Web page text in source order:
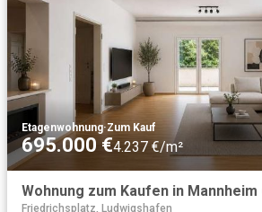
Etagenwohnung·Zum Kauf
695.000 €4.237 €/m²
Friedrichsplatz, Ludwigshafen